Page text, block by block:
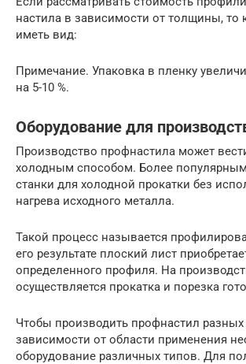
настила в зависимости от толщины, то
иметь вид:
Примечание. Упаковка в пленку
на 5-10 %.
Оборудование для
Производство профнастила может
холодным способом. Более
станки для холодной прокатки без
нагрева исходного металла.
Такой процесс называется
его результате плоский лист
определенного профиля. На
осуществляется прокатка и порезка
Чтобы производить профнастил
зависимости от области применения
оборудование различных типов. Для